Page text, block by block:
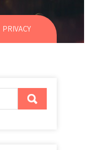
PRIVACY